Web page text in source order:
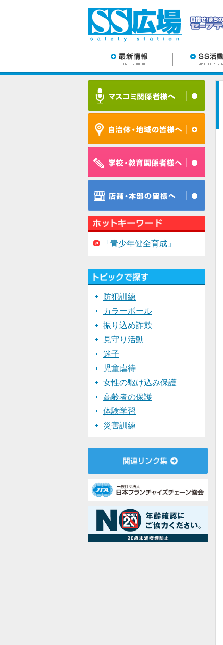
「青少年健全育成」
防犯訓練
カラーボール
振り込め詐欺
見守り活動
迷子
児童虐待
女性の駆け込み保護
高齢者の保護
体験学習
災害訓練